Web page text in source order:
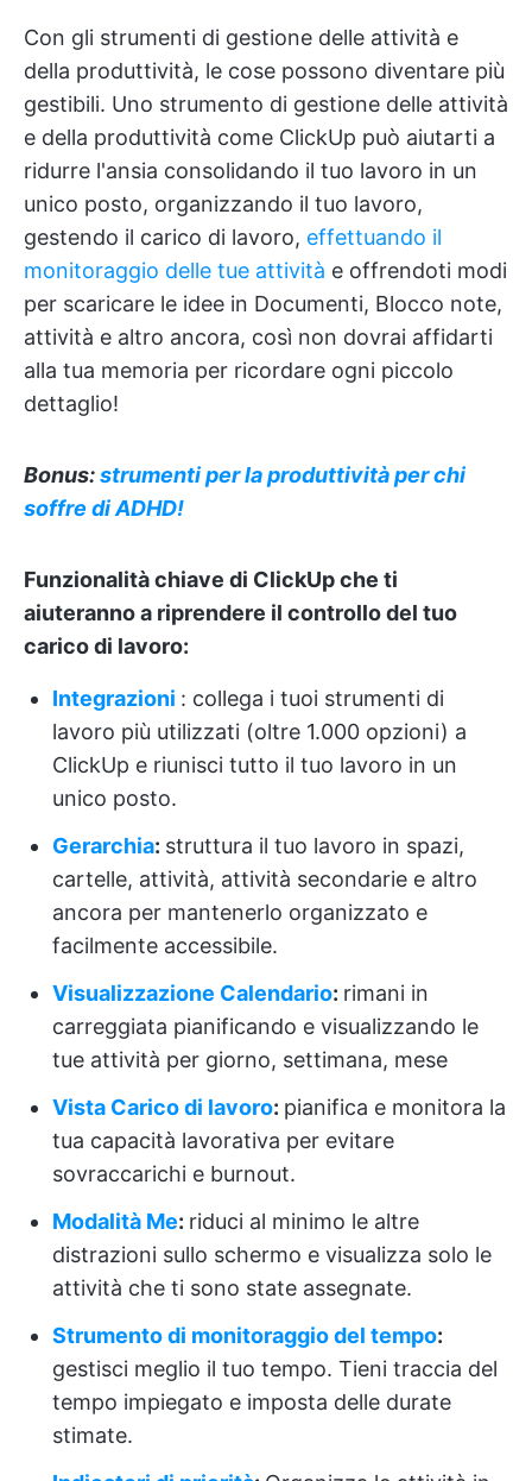
Con gli strumenti di gestione delle attività e
della produttività, le cose possono diventare più
gestibili. Uno strumento di gestione delle attività
e della produttività come ClickUp può aiutarti a
ridurre l'ansia consolidando il tuo lavoro in un
unico posto, organizzando il tuo lavoro,
gestendo il carico di lavoro, effettuando il
monitoraggio delle tue attività e offrendoti modi
per scaricare le idee in Documenti, Blocco note,
attività e altro ancora, così non dovrai affidarti
alla tua memoria per ricordare ogni piccolo
dettaglio!
Bonus:strumenti per la produttività per chi
soffre di ADHD!
Funzionalità chiave di ClickUp che ti
aiuteranno a riprendere il controllo del tuo
carico di lavoro:
Integrazioni : collega i tuoi strumenti di
lavoro più utilizzati (oltre 1.000 opzioni) a
ClickUp e riunisci tutto il tuo lavoro in un
unico posto.
Gerarchia: struttura il tuo lavoro in spazi,
cartelle, attività, attività secondarie e altro
ancora per mantenerlo organizzato e
facilmente accessibile.
Visualizzazione Calendario: rimani in
carreggiata pianificando e visualizzando le
tue attività per giorno, settimana, mese
Vista Carico di lavoro: pianifica e monitora la
tua capacità lavorativa per evitare
sovraccarichi e burnout.
Modalità Me: riduci al minimo le altre
distrazioni sullo schermo e visualizza solo le
attività che ti sono state assegnate.
Strumento di monitoraggio del tempo:
gestisci meglio il tuo tempo. Tieni traccia del
tempo impiegato e imposta delle durate
stimate.